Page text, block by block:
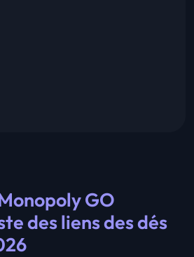
GO
des liens des dés